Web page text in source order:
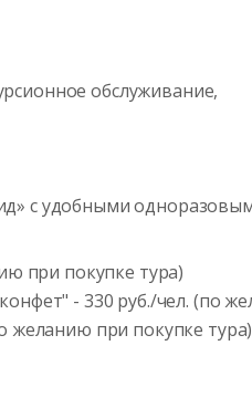
обслуживание,
с удобными
при покупке тура)
- 330 руб./чел. (по
желанию при покупке тура)